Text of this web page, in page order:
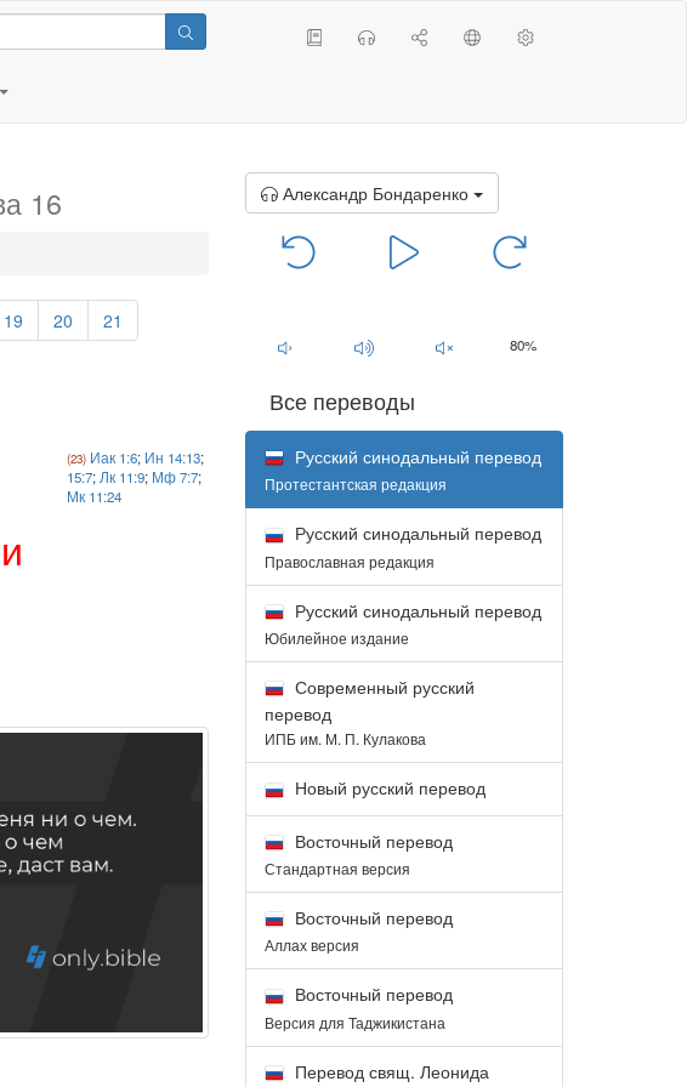
16
19 20 21
Иак 1:6; Ин 14:13;
15:7; Лк 11:9; Мф 7:7;
Мк 11:24
Александр Бондаренко
80%
Все переводы
Русский синодальный перевод
Протестантская редакция
Русский синодальный перевод
Православная редакция
Русский синодальный перевод
Юбилейное издание
Современный русский
перевод
ИПБ им. М. П. Кулакова
Новый русский перевод
Восточный перевод
Стандартная версия
Восточный перевод
Аллах версия
Восточный перевод
Версия для Таджикистана
Перевод свящ. Леонида